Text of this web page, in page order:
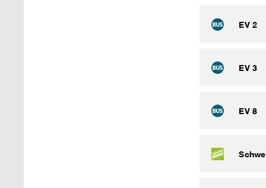
EV 2
EV 3
EV 8